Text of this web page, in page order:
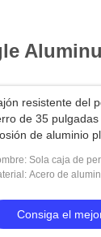
resistente del
de 35 pulgadas
de aluminio
Sola caja de
Acero de
Consiga el